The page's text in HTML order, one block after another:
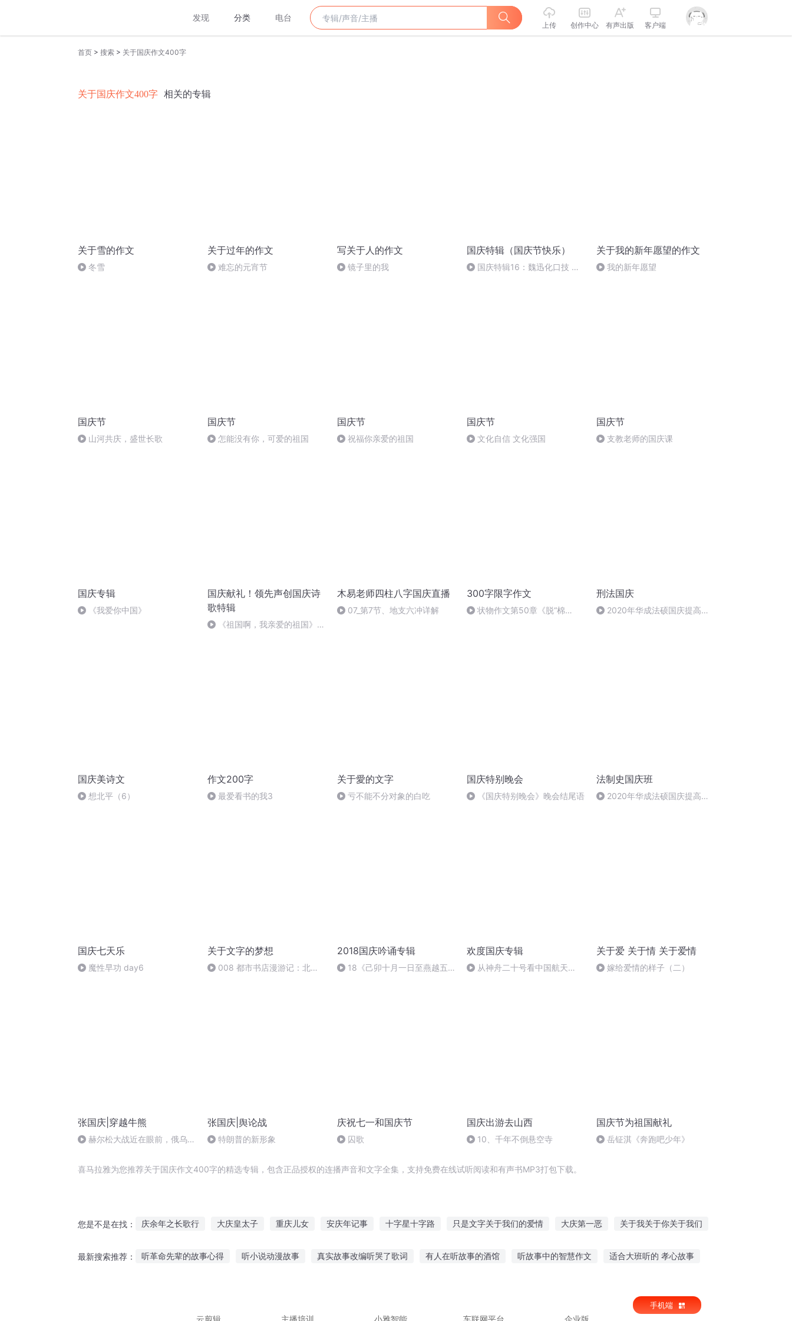
发现 分类 电台
上传 创作中心 有声出版 客户端
首页 > 搜索 > 关于国庆作文400字
关于国庆作文400字 相关的专辑
关于雪的作文
冬雪
关于过年的作文
难忘的元宵节
写关于人的作文
镜子里的我
国庆特辑（国庆节快乐）
国庆特辑16：魏迅化口技 二
关于我的新年愿望的作文
我的新年愿望
国庆节
山河共庆，盛世长歌
国庆节
怎能没有你，可爱的祖国
国庆节
祝福你亲爱的祖国
国庆节
文化自信 文化强国
国庆节
支教老师的国庆课
国庆专辑
《我爱你中国》
国庆献礼！领先声创国庆诗
歌特辑
《祖国啊，我亲爱的祖国》温
木易老师四柱八字国庆直播
07_第7节、地支六冲详解
300字限字作文
状物作文第50章《脱“棉
刑法国庆
2020年华成法硕国庆提高班
国庆美诗文
想北平（6）
作文200字
最爱看书的我3
关于愛的文字
亏不能不分对象的白吃
国庆特别晚会
《国庆特别晚会》晚会结尾语
法制史国庆班
2020年华成法硕国庆提高班
国庆七天乐
魔性早功 day6
关于文字的梦想
008 都市书店漫游记：北京
2018国庆吟诵专辑
18《己卯十月一日至燕越五
欢度国庆专辑
从神舟二十号看中国航天
关于爱 关于情 关于爱情
嫁给爱情的样子（二）
张国庆|穿越牛熊
赫尔松大战近在眼前，俄乌冲
张国庆|舆论战
特朗普的新形象
庆祝七一和国庆节
囚歌
国庆出游去山西
10、千年不倒悬空寺
国庆节为祖国献礼
岳钲淇《奔跑吧少年》
喜马拉雅为您推荐关于国庆作文400字的精选专辑，包含正品授权的连播声音和文字全集，支持免费在线试听阅读和有声书MP3打包下载。
您是不是在找： 庆余年之长歌行 大庆皇太子 重庆儿女 安庆年记事 十字星十字路 只是文字关于我们的爱情 大庆第一恶 关于我关于你关于我们
最新搜索推荐： 听革命先辈的故事心得 听小说动漫故事 真实故事改编听哭了歌词 有人在听故事的酒馆 听故事中的智慧作文 适合大班听的 孝心故事
云剪辑
主播培训 小雅智能 车联网平台 企业版
手机端